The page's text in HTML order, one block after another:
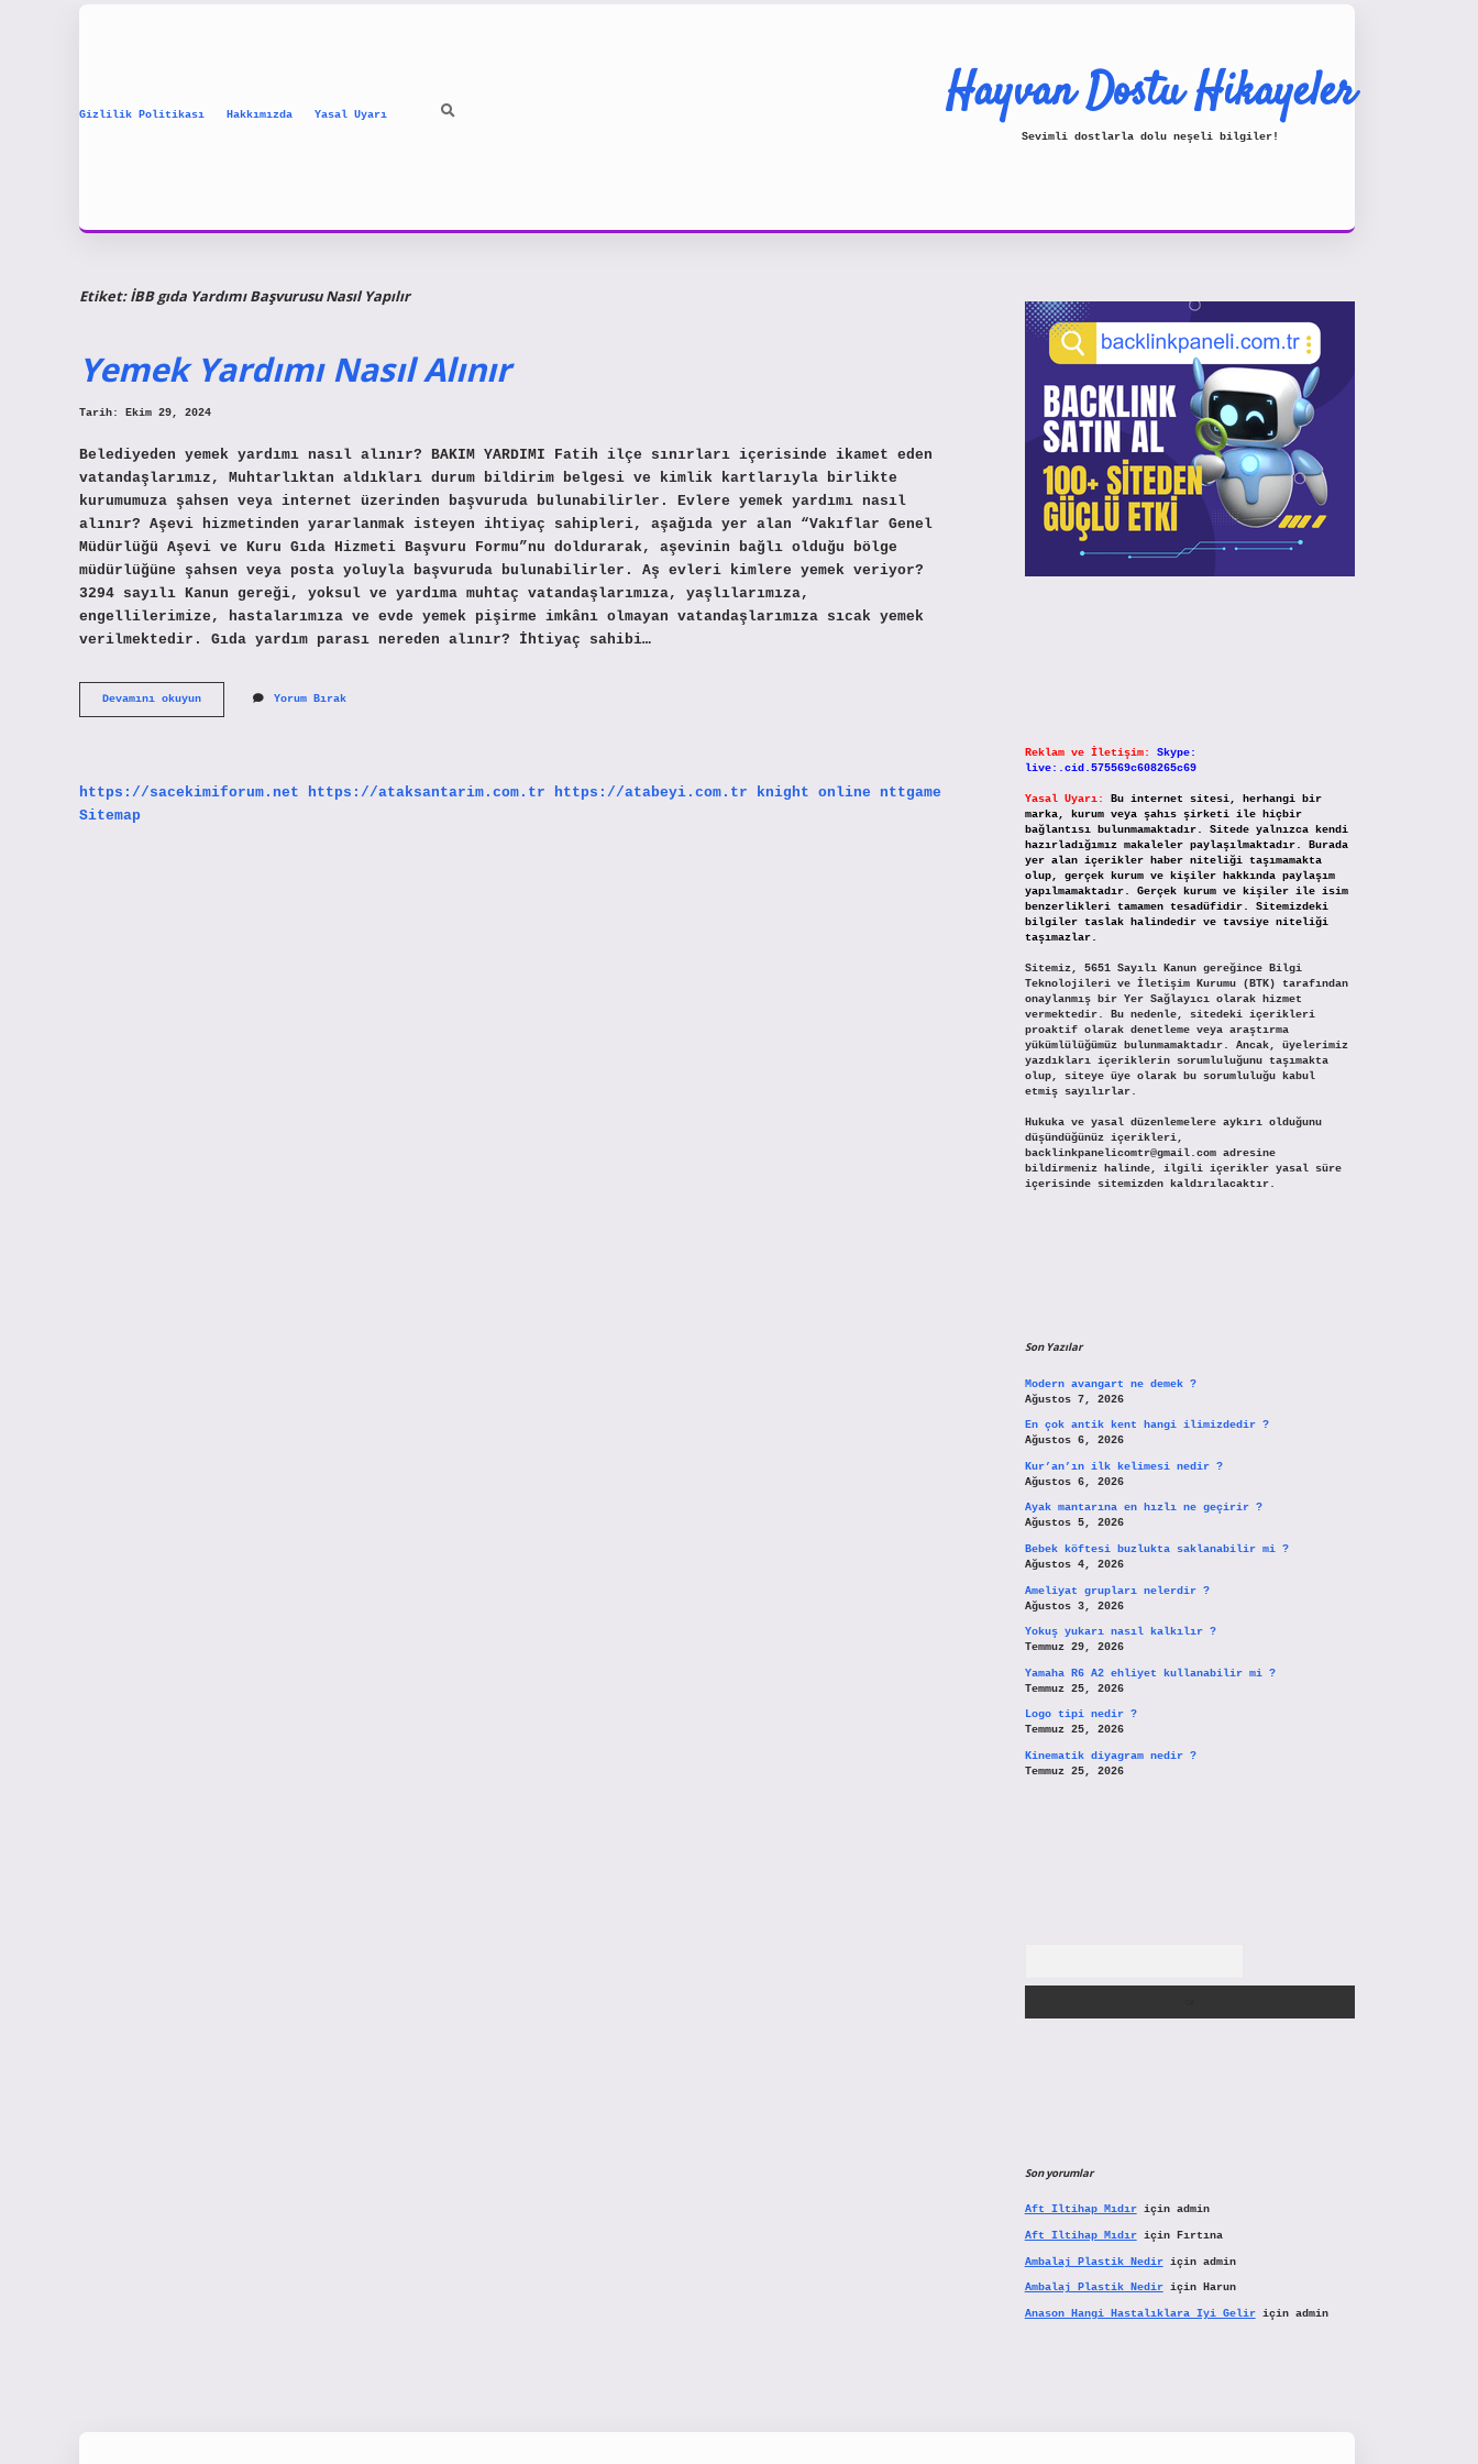
Gizlilik Politikası Hakkımızda Yasal Uyarı Hayvan Dostu Hikayeler
Sevimli dostlarla dolu neşeli bilgiler!
Etiket:İBB gıda Yardımı Başvurusu Nasıl Yapılır
Yemek Yardımı Nasıl Alınır
Tarih: Ekim 29, 2024
Belediyeden yemek yardımı nasıl alınır? BAKIM YARDIMI Fatih ilçe sınırları içerisinde ikamet eden
vatandaşlarımız, Muhtarlıktan aldıkları durum bildirim belgesi ve kimlik kartlarıyla birlikte
kurumumuza şahsen veya internet üzerinden başvuruda bulunabilirler. Evlere yemek yardımı nasıl
alınır? Aşevi hizmetinden yararlanmak isteyen ihtiyaç sahipleri, aşağıda yer alan “Vakıflar Genel
Müdürlüğü Aşevi ve Kuru Gıda Hizmeti Başvuru Formu”nu doldurarak, aşevinin bağlı olduğu bölge
müdürlüğüne şahsen veya posta yoluyla başvuruda bulunabilirler. Aş evleri kimlere yemek veriyor?
3294 sayılı Kanun gereği, yoksul ve yardıma muhtaç vatandaşlarımıza, yaşlılarımıza,
engellilerimize, hastalarımıza ve evde yemek pişirme imkânı olmayan vatandaşlarımıza sıcak yemek
verilmektedir. Gıda yardım parası nereden alınır? İhtiyaç sahibi…
Devamını okuyunYemek
Yardımı
Yorum Bırak
https://sacekimiforum.net https://ataksantarim.com.tr https://atabeyi.com.tr knight online nttgame
Sitemap
Reklam ve İletişim:
Skype:
live:.cid.575569c608265c69
Yasal Uyarı:
Bu internet sitesi, herhangi bir
marka, kurum veya şahıs şirketi ile hiçbir
bağlantısı bulunmamaktadır. Sitede yalnızca kendi
hazırladığımız makaleler paylaşılmaktadır. Burada
yer alan içerikler haber niteliği taşımamakta
olup, gerçek kurum ve kişiler hakkında paylaşım
yapılmamaktadır. Gerçek kurum ve kişiler ile isim
benzerlikleri tamamen tesadüfidir. Sitemizdeki
bilgiler taslak halindedir ve tavsiye niteliği
taşımazlar.
Sitemiz, 5651 Sayılı Kanun gereğince Bilgi
Teknolojileri ve İletişim Kurumu (BTK) tarafından
onaylanmış bir Yer Sağlayıcı olarak hizmet
vermektedir. Bu nedenle, sitedeki içerikleri
proaktif olarak denetleme veya araştırma
yükümlülüğümüz bulunmamaktadır. Ancak, üyelerimiz
yazdıkları içeriklerin sorumluluğunu taşımakta
olup, siteye üye olarak bu sorumluluğu kabul
etmiş sayılırlar.
Hukuka ve yasal düzenlemelere aykırı olduğunu
düşündüğünüz içerikleri,
backlinkpanelicomtr@gmail.comadresine
bildirmeniz halinde, ilgili içerikler yasal süre
içerisinde sitemizden kaldırılacaktır.
Son Yazılar
Modern avangart ne demek ?
Ağustos 7, 2026
En çok antik kent hangi ilimizdedir ?
Ağustos 6, 2026
Kur’an’ın ilk kelimesi nedir ?
Ağustos 6, 2026
Ayak mantarına en hızlı ne geçirir ?
Ağustos 5, 2026
Bebek köftesi buzlukta saklanabilir mi ?
Ağustos 4, 2026
Ameliyat grupları nelerdir ?
Ağustos 3, 2026
Yokuş yukarı nasıl kalkılır ?
Temmuz 29, 2026
Yamaha R6 A2 ehliyet kullanabilir mi ?
Temmuz 25, 2026
Logo tipi nedir ?
Temmuz 25, 2026
Kinematik diyagram nedir ?
Temmuz 25, 2026
Son yorumlar
Aft Iltihap Mıdıriçin admin
Aft Iltihap Mıdıriçin Fırtına
Ambalaj Plastik Nediriçin admin
Ambalaj Plastik Nediriçin Harun
Anason Hangi Hastalıklara Iyi Geliriçin admin